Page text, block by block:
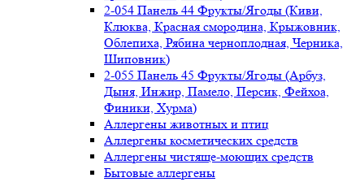
2-054 Панель 44 Фрукты/Ягоды (Киви,
Клюква, Красная смородина, Крыжовник,
Облепиха, Рябина черноплодная, Черника,
Шиповник)
2-055 Панель 45 Фрукты/Ягоды (Арбуз,
Дыня, Инжир, Памело, Персик, Фейхоа,
Финики, Хурма)
Аллергены животных и птиц
Аллергены косметических средств
Аллергены чистяще-моющих средств
Бытовые аллергены